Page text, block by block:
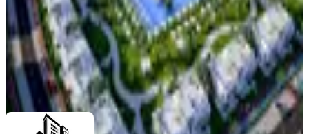
193.000 €
AYVAZ GAYRİMENKUL EMLAK İNŞAATSezgin Ayvaz
Ara